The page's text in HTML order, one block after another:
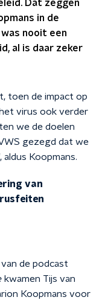
Dat zeggen
in de
nooit een
al is daar zeker
toen de impact op
virus ook verder
we de doelen
gezegd dat we
Koopmans.
van
de podcast
kwamen Tijs van
Koopmans voor